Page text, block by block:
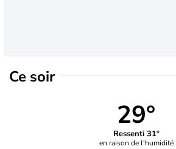
Ce soir
29°
Ressenti 31°
en raison de l'humidité